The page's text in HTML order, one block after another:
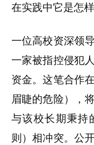
在实践中它是怎
一位高校资深领
一家被指控侵犯
资金。这笔合作
眉睫的危险），
与该校长期秉持
则）相冲突。公